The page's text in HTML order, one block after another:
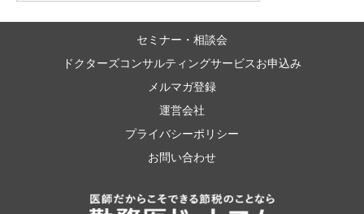
セミナー・相談会
ドクターズコンサルティングサービスお申込み
メルマガ登録
運営会社
プライバシーポリシー
お問い合わせ